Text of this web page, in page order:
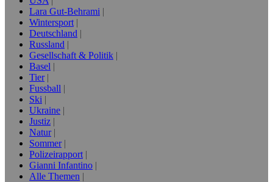
Lara Gut-Behrami
Wintersport
Deutschland
Russland
Gesellschaft & Politik
Basel
Tier
Fussball
Ski
Ukraine
Justiz
Natur
Sommer
Polizeirapport
Gianni Infantino
Alle Themen